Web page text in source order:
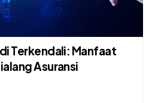
Terkendali: Manfaat
Asuransi